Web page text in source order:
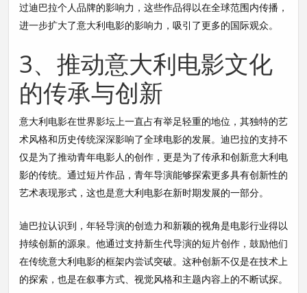
过迪巴拉个人品牌的影响力，这些作品得以在全球范围内传播，
进一步扩大了意大利电影的影响力，吸引了更多的国际观众。
3、推动意大利电影文化
的传承与创新
意大利电影在世界影坛上一直占有举足轻重的地位，其独特的艺
术风格和历史传统深深影响了全球电影的发展。迪巴拉的支持不
仅是为了推动青年电影人的创作，更是为了传承和创新意大利电
影的传统。通过短片作品，青年导演能够探索更多具有创新性的
艺术表现形式，这也是意大利电影在新时期发展的一部分。
迪巴拉认识到，年轻导演的创造力和新颖的视角是电影行业得以
持续创新的源泉。他通过支持新生代导演的短片创作，鼓励他们
在传统意大利电影的框架内尝试突破。这种创新不仅是在技术上
的探索，也是在叙事方式、视觉风格和主题内容上的不断试探。